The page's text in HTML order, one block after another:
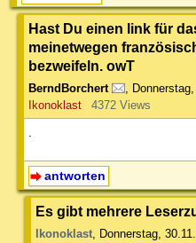
Hast Du einen link für
meinetwegen
bezweifeln. owT
BerndBorchert ,
Ikonoklast
4372 Views
.
antworten
Es gibt mehrere
Ikonoklast, Donnerstag,